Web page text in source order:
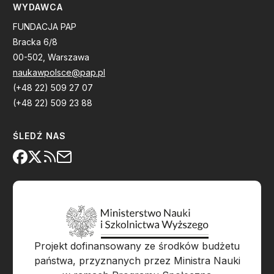
WYDAWCA
FUNDACJA PAP
Bracka 6/8
00-502, Warszawa
naukawpolsce@pap.pl
(+48 22) 509 27 07
(+48 22) 509 23 88
ŚLEDŹ NAS
Projekt dofinansowany ze środków budżetu
państwa, przyznanych przez Ministra Nauki